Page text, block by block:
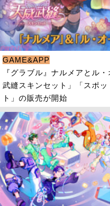
GAME&APP
『グラブル』ナルメアとル
武縫スキンセット」「スポ
ト」の販売が開始